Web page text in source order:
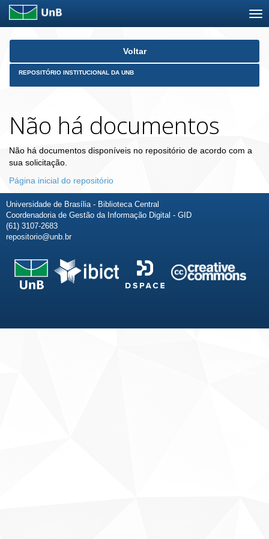
Skip
Voltar
REPOSITÓRIO INSTITUCIONAL DA UNB
Não há documentos
Não há documentos disponíveis no repositório de acordo com a
sua solicitação.
Página inicial do repositório
Universidade de Brasília - Biblioteca Central
Coordenadoria de Gestão da Informação Digital - GID
(61) 3107-2683
repositorio@unb.br